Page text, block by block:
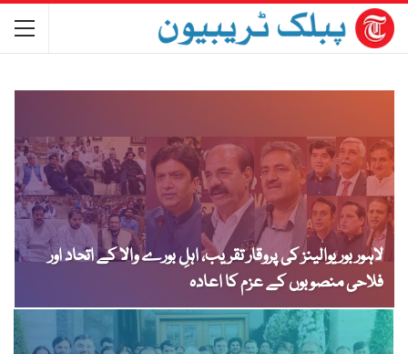
لاہور بوریوالینز کی پروقار تقریب، اہلِ بورے والا کے اتحاد اور
فلاحی منصوبوں کے عزم کا اعادہ